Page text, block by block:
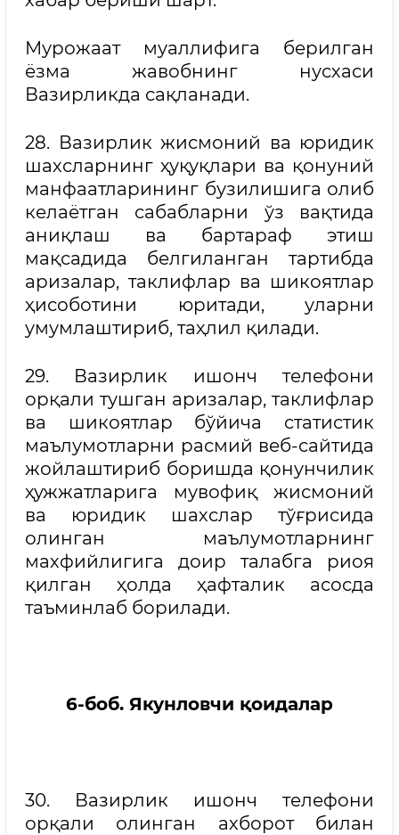
Мурожаат муаллифига берилган
ёзма жавобнинг нусхаси
Вазирликда сақланади.
28. Вазирлик жисмоний ва юридик
шахсларнинг ҳуқуқлари ва қонуний
манфаатларининг бузилишига олиб
келаётган сабабларни ўз вақтида
аниқлаш ва бартараф этиш
мақсадида белгиланган тартибда
аризалар, таклифлар ва шикоятлар
ҳисоботини юритади, уларни
умумлаштириб, таҳлил қилади.
29. Вазирлик ишонч телефони
орқали тушган аризалар, таклифлар
ва шикоятлар бўйича статистик
маълумотларни расмий веб-сайтида
жойлаштириб боришда қонунчилик
ҳужжатларига мувофиқ жисмоний
ва юридик шахслар тўғрисида
олинган маълумотларнинг
махфийлигига доир талабга риоя
қилган ҳолда ҳафталик асосда
таъминлаб борилади.
6-боб. Якунловчи қоидалар
30. Вазирлик ишонч телефони
орқали олинган ахборот билан